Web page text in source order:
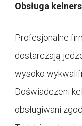
Obsługa
Profesjonalne
dostarczają
wysoko
Doświadczeni
obsługiwani